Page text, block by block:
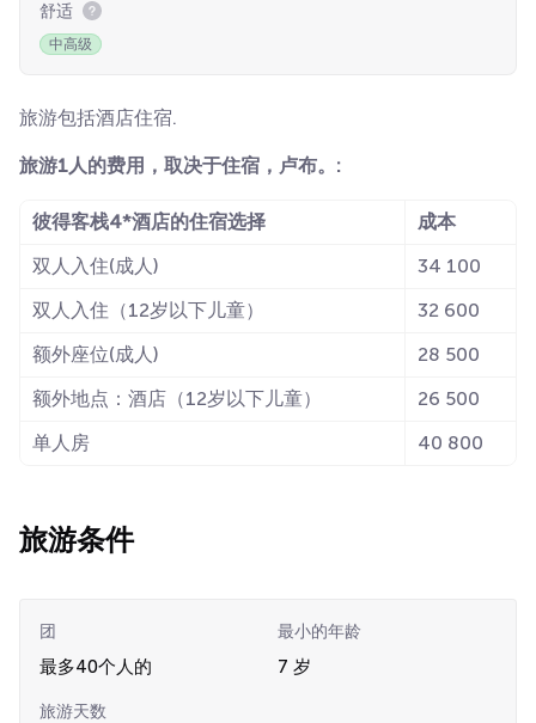
舒适
中高级
旅游包括酒店住宿.
旅游1人的费用，取决于住宿，卢布。:
彼得客栈4*酒店的住宿选择
成本
双人入住(成人)
34 100
双人入住（12岁以下儿童）
32 600
额外座位(成人)
28 500
额外地点：酒店（12岁以下儿童）
26 500
单人房
40 800
旅游条件
团
最多40个人的
最小的年龄
7 岁
旅游天数